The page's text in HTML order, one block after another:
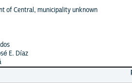
of Central, municipality unknown
E. Díaz